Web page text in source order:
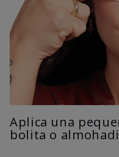
Aplica una
bolita o